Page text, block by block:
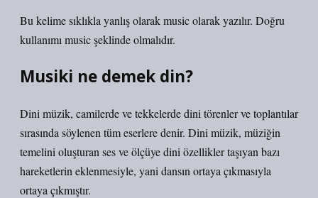
Bu kelime sıklıkla yanlış olarak music olarak yazılır. Doğru
kullanımı music şeklinde olmalıdır.
Musiki ne demek din?
Dini müzik, camilerde ve tekkelerde dini törenler ve toplantılar
sırasında söylenen tüm eserlere denir. Dini müzik, müziğin
temelini oluşturan ses ve ölçüye dini özellikler taşıyan bazı
hareketlerin eklenmesiyle, yani dansın ortaya çıkmasıyla
ortaya çıkmıştır.